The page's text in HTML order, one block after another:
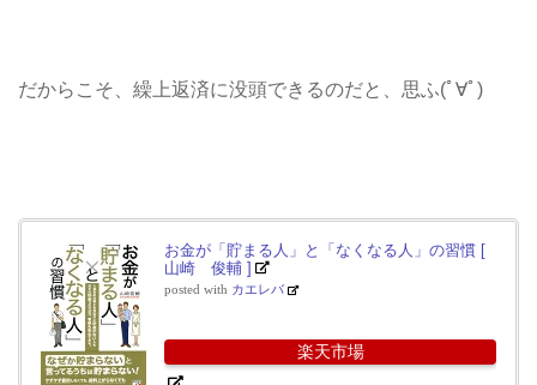
だからこそ、繰上返済に没頭できるのだと、思ふ(ﾟ∀ﾟ)
お金が「貯まる人」と「なくなる人」の習慣 [
山崎 俊輔 ]
posted with カエレバ
楽天市場